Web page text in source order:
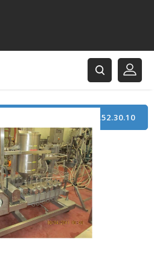
TÉLÉPHONE : +33 (0)3.21.52.30.10
166 Rue Principale
62120 Saint-Hilaire-Cottes